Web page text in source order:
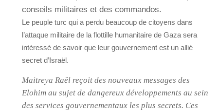
conseils militaires et des commandos.
Le peuple turc qui a perdu beaucoup de citoyens dans
l’attaque militaire de la flottille humanitaire de Gaza sera
intéressé de savoir que leur gouvernement est un allié
secret d’Israël.
Maitreya Raël reçoit des nouveaux messages des
Elohim au sujet de dangereux développements au sein
des services gouvernementaux les plus secrets. Ces